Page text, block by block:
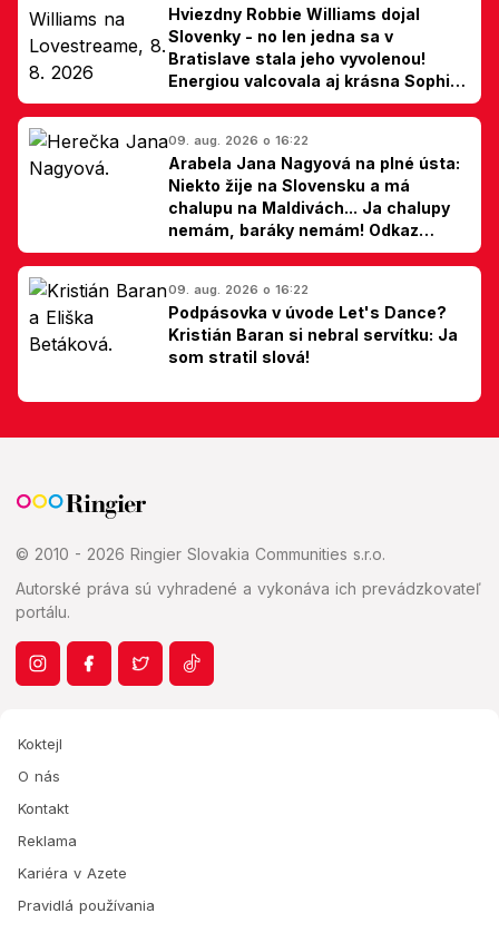
Hviezdny Robbie Williams dojal
Slovenky - no len jedna sa v
Bratislave stala jeho vyvolenou!
Energiou valcovala aj krásna Sophie
Ellis-Bextor (foto)
09. aug. 2026 o 16:22
Arabela Jana Nagyová na plné ústa:
Niekto žije na Slovensku a má
chalupu na Maldivách... Ja chalupy
nemám, baráky nemám! Odkaz
Slovákom
09. aug. 2026 o 16:22
Podpásovka v úvode Let's Dance?
Kristián Baran si nebral servítku: Ja
som stratil slová!
© 2010 - 2026 Ringier Slovakia Communities s.r.o.
Autorské práva sú vyhradené a vykonáva ich prevádzkovateľ
portálu.
Koktejl
O nás
Kontakt
Reklama
Kariéra v Azete
Pravidlá používania